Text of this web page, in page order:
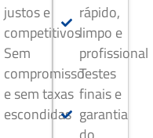
justos e
competitivos
Sem
compromisso
e sem taxas
escondidas
rápido,
limpo e
profissional
Testes
finais e
garantia